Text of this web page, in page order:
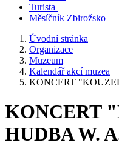
Turista
Měsíčník Zbirožsko
Úvodní stránka
Organizace
Muzeum
Kalendář akcí muzea
KONCERT
KONCERT
HUDBA W.